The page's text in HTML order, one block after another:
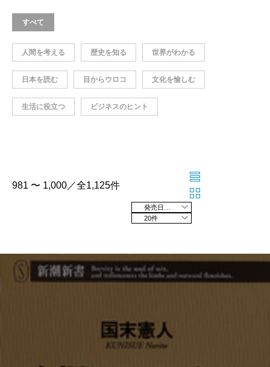
すべて
人間を考える 歴史を知る 世界がわかる
日本を読む 目からウロコ 文化を愉しむ
生活に役立つ ビジネスのヒント
981 〜 1,000／全1,125件
20件